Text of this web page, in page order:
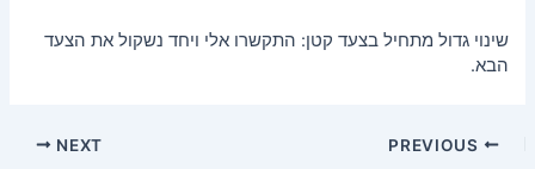
שינוי גדול מתחיל בצעד קטן: התקשרו אלי ויחד נשקול את הצעד
הבא.
NEXT